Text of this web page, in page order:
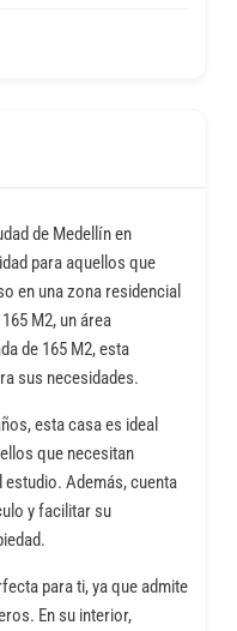
de Medellín en
para aquellos que
en una zona residencial
M2, un área
de 165 M2, esta
sus necesidades.
esta casa es ideal
que necesitan
Además, cuenta
y facilitar su
para ti, ya que admite
En su interior,